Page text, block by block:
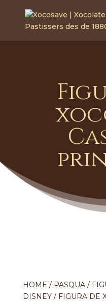
HOME / PASQUA/
DISNEY/ FIGURA DE